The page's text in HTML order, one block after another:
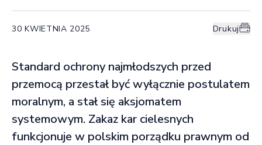
30 KWIETNIA 2025 Drukuj
Standard ochrony najmłodszych przed
przemocą przestał być wyłącznie postulatem
moralnym, a stał się aksjomatem
systemowym. Zakaz kar cielesnych
funkcjonuje w polskim porządku prawnym od